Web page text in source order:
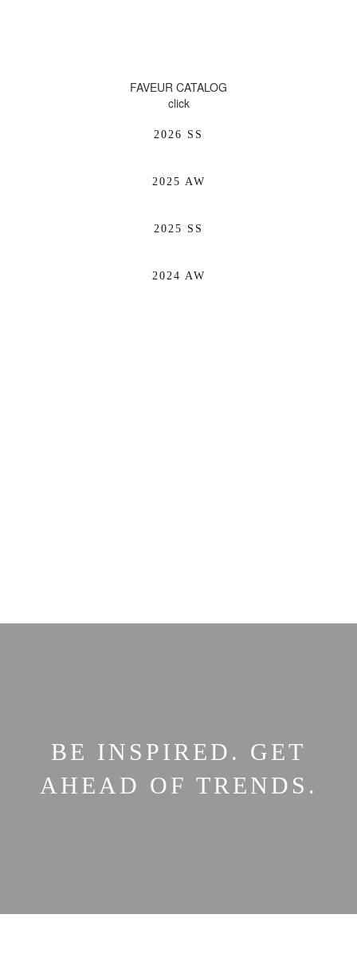
FAVEUR CATALOG
click
2026 SS
2025 AW
2025 SS
2024 AW
BE INSPIRED. GET
AHEAD OF TRENDS.